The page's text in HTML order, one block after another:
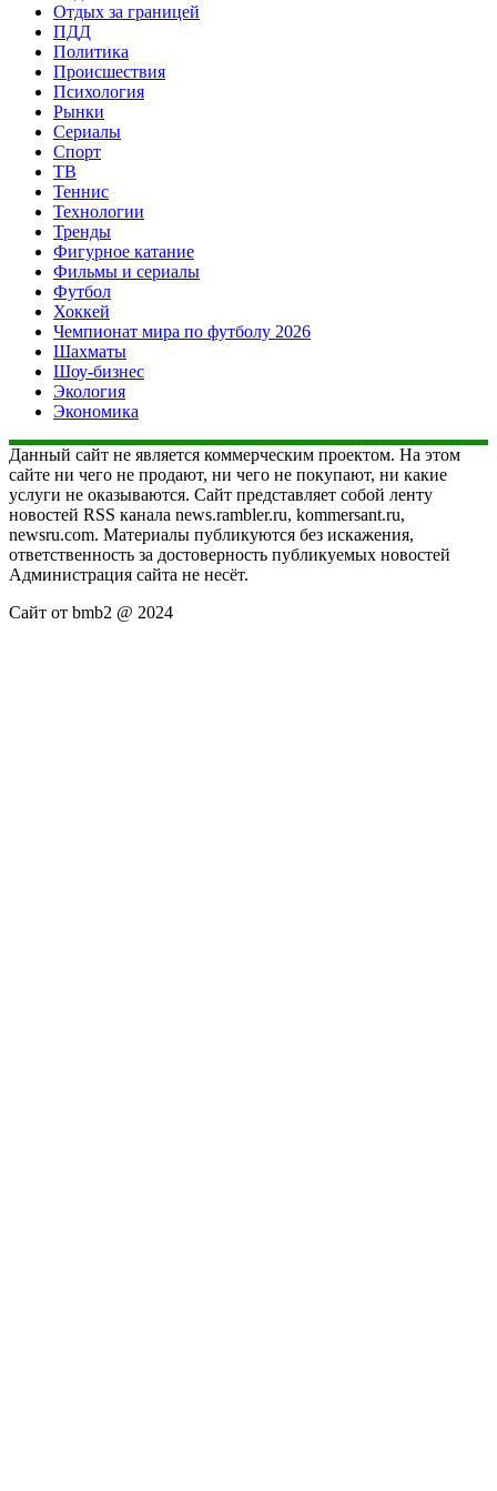
Отдых за границей
ПДД
Политика
Происшествия
Психология
Рынки
Сериалы
Спорт
ТВ
Теннис
Технологии
Тренды
Фигурное катание
Фильмы и сериалы
Футбол
Хоккей
Чемпионат мира по футболу 2026
Шахматы
Шоу-бизнес
Экология
Экономика
Данный сайт не является коммерческим проектом. На этом
сайте ни чего не продают, ни чего не покупают, ни какие
услуги не оказываются. Сайт представляет собой ленту
новостей RSS канала news.rambler.ru, kommersant.ru,
newsru.com. Материалы публикуются без искажения,
ответственность за достоверность публикуемых новостей
Администрация сайта не несёт.
Сайт от bmb2 @ 2024